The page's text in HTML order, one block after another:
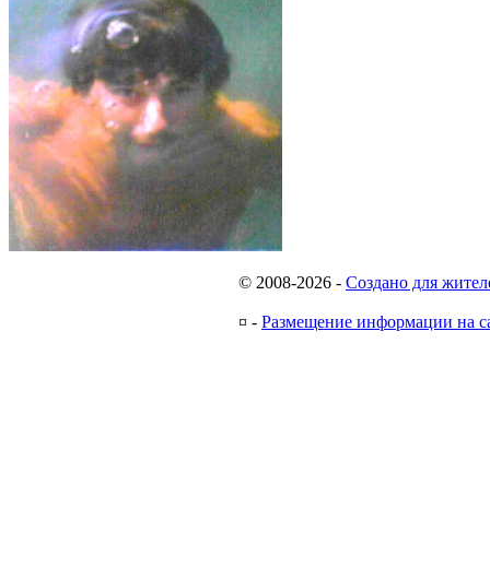
© 2008-2026 - Создано для
¤ - Размещение информации на